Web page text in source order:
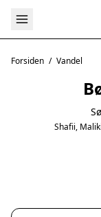
Forsiden / Vandel
Shafii,